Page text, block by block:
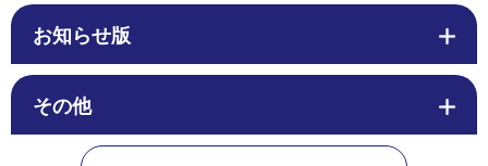
お知らせ版
その他